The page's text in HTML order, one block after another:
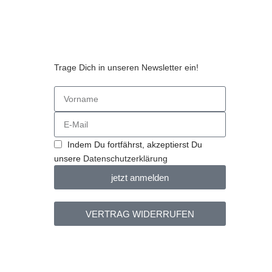
Trage Dich in unseren Newsletter ein!
Indem Du fortfährst, akzeptierst Du
unsere Datenschutzerklärung
jetzt anmelden
VERTRAG WIDERRUFEN